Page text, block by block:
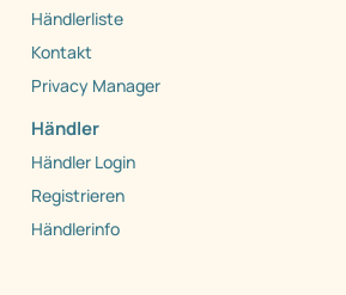
Händlerliste
Kontakt
Privacy Manager
Händler
Händler Login
Registrieren
Händlerinfo